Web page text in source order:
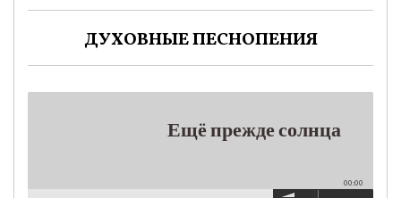
ДУХОВНЫЕ ПЕСНОПЕНИЯ
Ещё прежде солнца
00:00